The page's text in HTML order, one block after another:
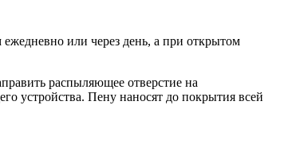
или через день, а при открытом
распыляющее отверстие на
устройства. Пену наносят до покрытия всей